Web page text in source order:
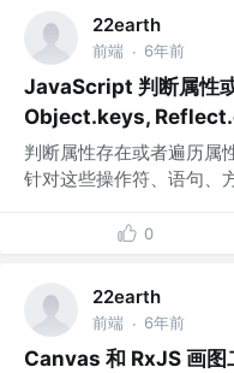
22earth
前端 · 6年前
JavaScript 判断属性
Object.keys,
判断属性存在或者遍历属
针对这些操作符、语句、
0
22earth
前端 · 6年前
Canvas 和 RxJS 画图